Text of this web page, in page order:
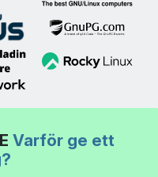
Varför ge ett